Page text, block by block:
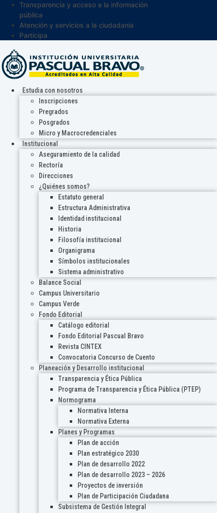
Transparencia y acceso a la información
pública
Atención y servicios a la ciudadanía
Participa
Estudia con nosotros
Inscripciones
Pregrados
Posgrados
Micro y Macrocredenciales
Institucional
Aseguramiento de la calidad
Rectoría
Direcciones
¿Quiénes somos?
Estatuto general
Estructura Administrativa
Identidad institucional
Historia
Filosofía institucional
Organigrama
Símbolos institucionales
Sistema administrativo
Balance Social
Campus Universitario
Campus Verde
Fondo Editorial
Catálogo editorial
Fondo Editorial Pascual Bravo
Revista CINTEX
Convocatoria Concurso de Cuento
Planeación y Desarrollo institucional
Transparencia y Ética Pública
Programa de Transparencia y Ética Pública (PTEP)
Normograma
Normativa Interna
Normativa Externa
Planes y Programas
Plan de acción
Plan estratégico 2030
Plan de desarrollo 2022
Plan de desarrollo 2023 – 2026
Proyectos de inversión
Plan de Participación Ciudadana
Subsistema de Gestión Integral